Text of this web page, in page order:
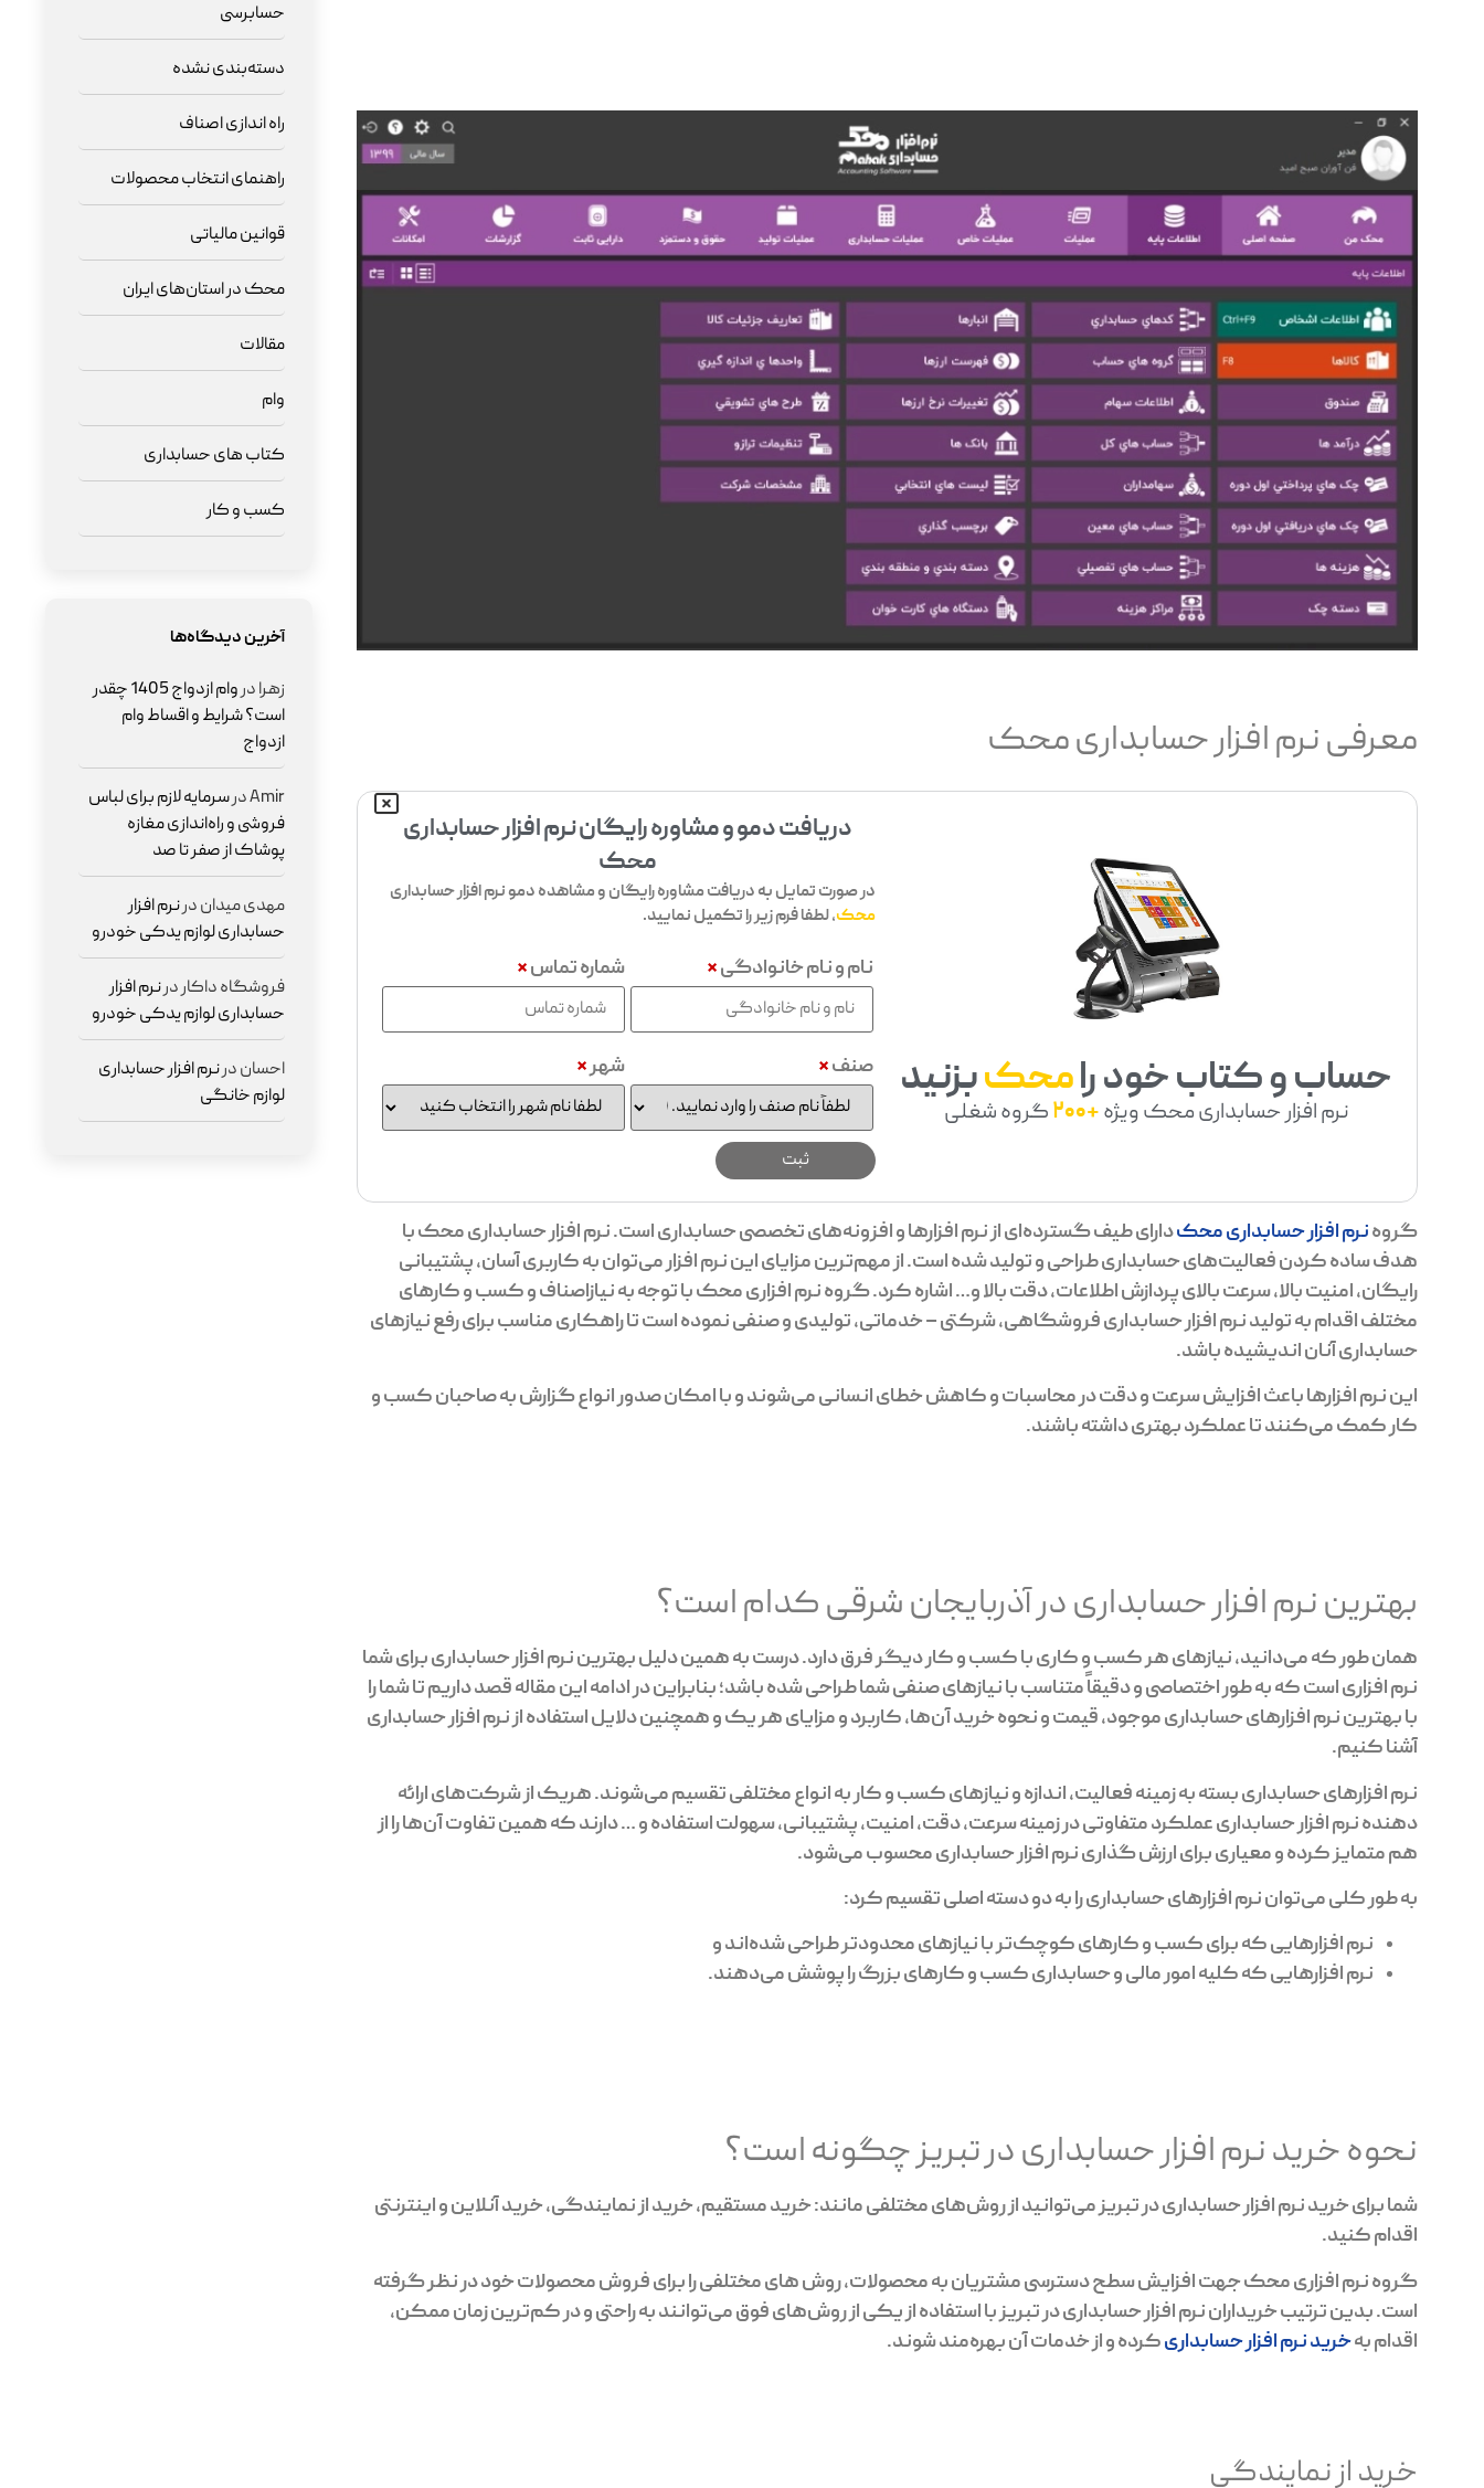
معرفی نرم افزار حسابداری محک
حساب و کتاب خود رامحکبزنید
نرم افزار حسابداری محک ویژه+200 گروه شغلی
دریافت دمو و مشاوره رایگان نرم افزار حسابداری
محک
در صورت تمایل به دریافت مشاوره رایگان و مشاهده دمو نرم افزار حسابداری
محک، لطفا فرم زیر را تکمیل نمایید.
نام و نام خانوادگی* شماره تماس*
صنف* شهر*
گروهنرم افزار حسابداری محکدارای طیف گسترده‌ای از نرم افزارها و افزونه‌های تخصصی حسابداری است. نرم افزار حسابداری محک با
هدف ساده کردن فعالیت‌های حسابداری طراحی و تولید شده‌ است. از مهم‌ترین مزایای این نرم افزار می‌توان به کاربری آسان، پشتیبانی
رایگان، امنیت بالا، سرعت بالای پردازش اطلاعات، دقت بالا و… اشاره کرد. گروه نرم افزاری محک با توجه به نیازاصناف و کسب و کارهای
مختلف اقدام به تولید نرم افزار حسابداری فروشگاهی، شرکتی – خدماتی، تولیدی و صنفی نموده است تا راهکاری مناسب برای رفع نیازهای
حسابداری آنان اندیشیده باشد.
این نرم افزارها باعث افزایش سرعت و دقت در محاسبات و کاهش خطای انسانی می‌شوند و با امکان صدور انواع گزارش به صاحبان کسب و
کار کمک می‌کنند تا عملکرد بهتری داشته باشند.
بهترین نرم افزار حسابداری در آذربایجان شرقی کدام است؟
همان طور که می‌دانید، نیازهای هر کسب و کاری با کسب و کار دیگر فرق دارد. درست به همین دلیل بهترین نرم افزار حسابداری برای شما
نرم افزاری است که به طور اختصاصی و دقیقاً متناسب با نیازهای صنفی شما طراحی شده باشد؛ بنابراین در ادامه این مقاله قصد داریم تا شما را
با بهترین نرم افزارهای حسابداری موجود، قیمت و نحوه‌ خرید آن‌ها، کاربرد و مزایای هر یک و همچنین دلایل استفاده از نرم افزار حسابداری
آشنا کنیم.
نرم افزارهای حسابداری بسته به زمینه‌ فعالیت، اندازه و نیازهای کسب و کار به انواع مختلفی تقسیم می‌شوند. هریک از شرکت‌های ارائه
دهنده‌ نرم افزار حسابداری عملکرد متفاوتی در زمینه‌ سرعت، دقت، امنیت، پشتیبانی، سهولت استفاده و … دارند که همین تفاوت آن‌ها را از
هم متمایز کرده و معیاری برای ارزش گذاری نرم افزار حسابداری محسوب می‌شود.
به طور کلی می‌توان نرم افزارهای حسابداری را به دو دسته اصلی تقسیم کرد:
نرم افزارهایی که برای کسب و کارهای کوچک‌تر با نیازهای محدودتر طراحی شده‌اند و
نرم افزارهایی که کلیه امور مالی و حسابداری کسب و کارهای بزرگ را پوشش می‌دهند.
نحوه خرید نرم افزار حسابداری در تبریز چگونه است؟
شما برای خرید نرم افزار حسابداری در تبریز می‌توانید از روش‌های مختلفی مانند: خرید مستقیم، خرید از نمایندگی، خرید آنلاین و اینترنتی
اقدام کنید.
گروه نرم افزاری محک جهت افزایش سطح دسترسی مشتریان به محصولات، روش های مختلفی را برای فروش محصولات خود در نظر گرفته
است. بدین ترتیب خریداران نرم افزار حسابداری در تبریز با استفاده از یکی از روش‌های فوق می‌توانند به راحتی و در کم‌ترین زمان ممکن،
اقدام بهخرید نرم افزار حسابداریکرده و از خدمات آن بهره‌مند شوند.
خرید از نمایندگی
حسابرسی
دسته‌بندی نشده
راه اندازی اصناف
راهنمای انتخاب محصولات
قوانین مالیاتی
محک در استان‌های ایران
مقالات
وام
کتاب های حسابداری
کسب و کار
آخرین دیدگاه‌ها
زهرادر
وام ازدواج 1405 چقدر
است؟ شرایط و اقساط وام
ازدواج
Amirدرسرمایه لازم برای لباس
فروشی و راه‌اندازی مغازه
پوشاک از صفر تا صد
مهدی میداندرنرم افزار
حسابداری لوازم یدکی خودرو
فروشگاه داکاردرنرم افزار
حسابداری لوازم یدکی خودرو
احساندرنرم افزار حسابداری
لوازم خانگی